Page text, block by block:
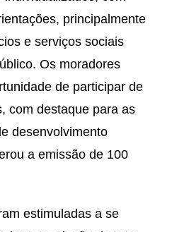
principalmente
e serviços sociais
Os moradores
de participar de
com destaque para as
desenvolvimento
a emissão de 100
estimuladas a se